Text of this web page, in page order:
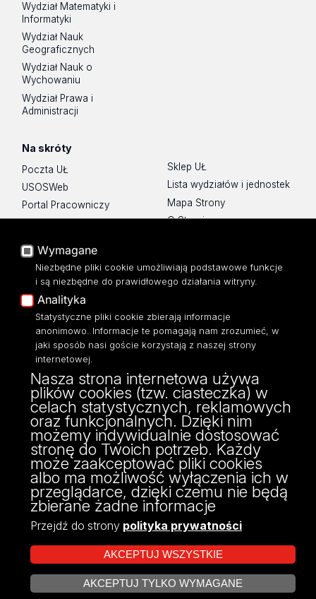
Wydział Matematyki i
Informatyki
Wydział Nauk
Geograficznych
Wydział Nauk o
Wychowaniu
Wydział Prawa i
Administracji
Na skróty
Poczta UŁ
USOSWeb
Portal Pracowniczy
Baza Aktów Własnych
Moodle
Eksperci UŁ
Polityka Prywatności
Dostępność
Sklep UŁ
Lista wydziałów i jednostek
Mapa Strony
O Stronie
ul. Narutowicza 68, 90-136 Łódź
NIP: 724 000 32 43
Adres do doręczeń elektronicznych (ADE):
AE:PL-74796-17640-IHHIV-17
KONTAKT
Projekt Multiportalu UŁ współfinansowany z funduszy Unii Europejskiej w
Wymagane
Niezbędne pliki cookie umożliwiają podstawowe funkcje
i są niezbędne do prawidłowego działania witryny.
Analityka
Statystyczne pliki cookie zbierają informacje
anonimowo. Informacje te pomagają nam zrozumieć, w
jaki sposób nasi goście korzystają z naszej strony
internetowej.
Nasza strona internetowa używa
plików cookies (tzw. ciasteczka) w
celach statystycznych, reklamowych
oraz funkcjonalnych. Dzięki nim
możemy indywidualnie dostosować
stronę do Twoich potrzeb. Każdy
może zaakceptować pliki cookies
albo ma możliwość wyłączenia ich w
przeglądarce, dzięki czemu nie będą
zbierane żadne informacje
Przejdź do strony polityka prywatności
AKCEPTUJ WSZYSTKIE
AKCEPTUJ TYLKO WYMAGANE
ZARZĄDZAJ COOKIES